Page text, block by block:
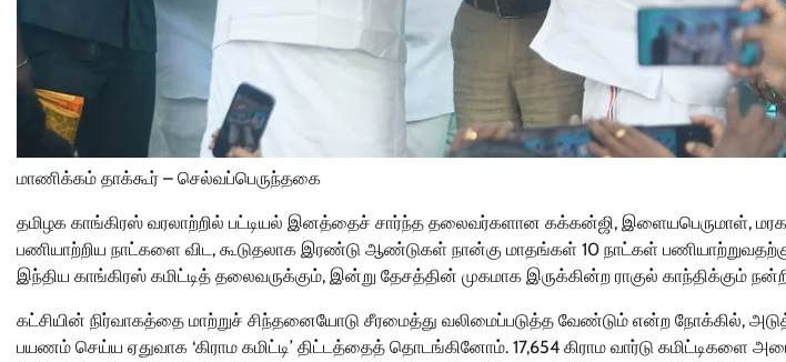
மாணிக்கம் தாக்கூர் – செல்வப்பெருந்தகை
தமிழக காங்கிரஸ் வரலாற்றில் பட்டியல் இனத்தைச் சார்ந்த தலைவர்களான கக்கன்ஜி, இளையபெருமாள்,
பணியாற்றிய நாட்களை விட, கூடுதலாக இரண்டு ஆண்டுகள் நான்கு மாதங்கள் 10 நாட்கள்
இந்திய காங்கிரஸ் கமிட்டித் தலைவருக்கும், இன்று தேசத்தின் முகமாக இருக்கின்ற ராகுல் காந்திக்கும்
கட்சியின் நிர்வாகத்தை மாற்றுச் சிந்தனையோடு சீரமைத்து வலிமைப்படுத்த வேண்டும் என்ற நோக்கில்,
பயணம் செய்ய ஏதுவாக ‘கிராம கமிட்டி’ திட்டத்தைத் தொடங்கினோம். 17,654 கிராம வார்டு கமிட்டிகளை